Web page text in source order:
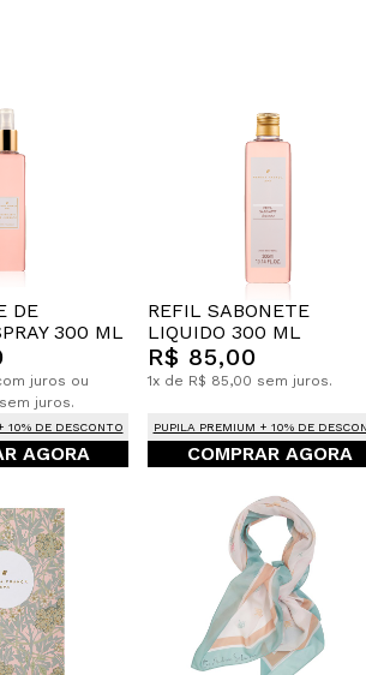
DE
300 ML
juros ou
juros.
10% DE DESCONTO
AGORA
REFIL SABONETE
LIQUIDO 300 ML
R$ 85,00
1x de R$ 85,00 sem juros.
PUPILA PREMIUM + 10% DE
COMPRAR AGORA